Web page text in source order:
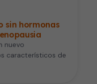
sin hormonas
nuevo
característicos de